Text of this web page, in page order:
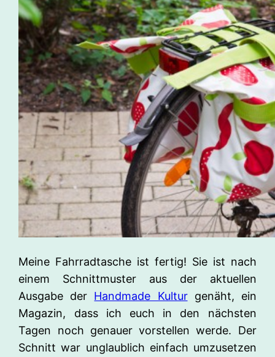
Meine Fahrradtasche ist fertig! Sie ist nach
einem Schnittmuster aus der aktuellen
Ausgabe der Handmade Kulturgenäht, ein
Magazin, dass ich euch in den nächsten
Tagen noch genauer vorstellen werde. Der
Schnitt war unglaublich einfach umzusetzen